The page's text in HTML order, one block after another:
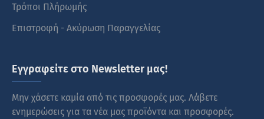
Τρόποι Πλήρωμής
Επιστροφή - Ακύρωση Παραγγελίας
Εγγραφείτε στο Newsletter μας!
Μην χάσετε καμία από τις προσφορές μας. Λάβετε
ενημερώσεις για τα νέα μας προϊόντα και προσφορές.